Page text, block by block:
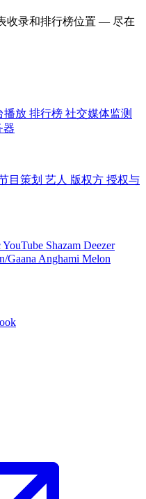
收录和排行榜位置 — 尽在
播放 排行榜 社交媒体监测
器
目策划 艺人 版权方 授权与
YouTube Shazam Deezer
Gaana Anghami Melon